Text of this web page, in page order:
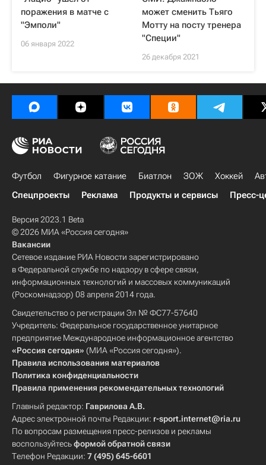
поражения в матче с
"Эмполи"
06 января 2022
может сменить Тьяго
Мотту на посту тренера
"Специи"
26 декабря 2021
Футбол Фигурное катание Биатлон ЗОЖ Хоккей
Спецпроекты
Реклама Продукты и сервисы Пресс-
Версия 2023.1 Beta
© 2026 МИА «Россия сегодня»
Вакансии
Сетевое издание РИА Новости зарегистрировано
в Федеральной службе по надзору в сфере связи,
информационных технологий и массовых коммуникаций
(Роскомнадзор) 08 апреля 2014 года.
Свидетельство о регистрации Эл № ФС77-57640
Учредитель: Федеральное государственное унитарное
предприятие Международное информационное агентство
«Россия сегодня» (МИА «Россия сегодня»).
Правила использования материалов
Политика конфиденциальности
Правила применения рекомендательных технологий
Главный редактор: Гаврилова А.В.
Адрес электронной почты Редакции: r-sport.internet@ria.ru
По вопросам размещения пресс-релизов и рекламы
воспользуйтесьформой обратной связи
Телефон Редакции: 7 (495) 645-6601